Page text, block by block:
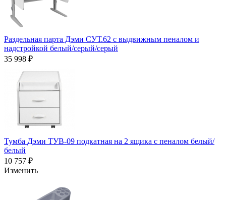
Раздельная парта Дэми СУТ.62 с выдвижным пеналом и
надстройкой белый/серый/серый
35 998 ₽
Тумба Дэми ТУВ-09 подкатная на 2 ящика с пеналом белый/
белый
10 757 ₽
Изменить